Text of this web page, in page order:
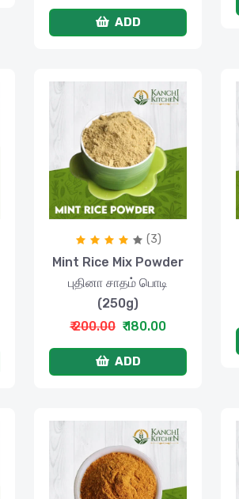
ADD
(3)
Mint Rice Mix Powder
புதினா சாதம் பொடி
(250g)
₹ 200.00 ₹ 180.00
ADD